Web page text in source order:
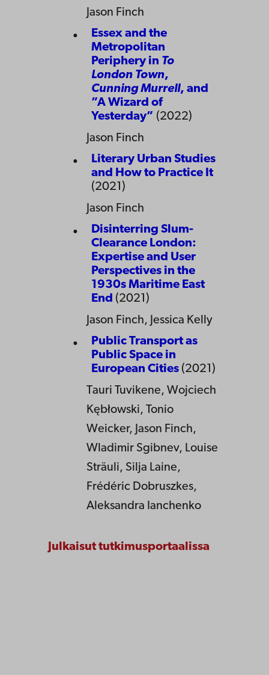
Jason Finch
Essex and the
Metropolitan
Periphery in To
London Town,
Cunning Murrell, and
”A Wizard of
Yesterday” (2022)
Jason Finch
Literary Urban Studies
and How to Practice It
(2021)
Jason Finch
Disinterring Slum-
Clearance London:
Expertise and User
Perspectives in the
1930s Maritime East
End (2021)
Jason Finch, Jessica Kelly
Public Transport as
Public Space in
European Cities (2021)
Tauri Tuvikene, Wojciech
Kębłowski, Tonio
Weicker, Jason Finch,
Wladimir Sgibnev, Louise
Sträuli, Silja Laine,
Frédéric Dobruszkes,
Aleksandra Ianchenko
Julkaisut tutkimusportaalissa